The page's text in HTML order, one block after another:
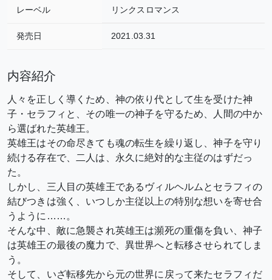
レーベル リンクスロマンス
発売日 2021.03.31
内容紹介
人々を正しく導くため、神の依り代として生を受けた神
子・セラフィと、その唯一の神子を守るため、人間の中か
ら選ばれた英雄王。
英雄王はその命尽きても魂の転生を繰り返し、神子を守り
続ける存在で、二人は、永久に絶対的な主従のはずだっ
た。
しかし、三人目の英雄王であるヴィルヘルムとセラフィの
結びつきは強く、いつしか主従以上の特別な想いを寄せ合
うように……。
そんな中、敵に急襲され英雄王は瀕死の重傷を負い、神子
は英雄王の最後の魔力で、異世界へと転移させられてしま
う。
そして、いざ転移先から元の世界に戻って来たセラフィだ